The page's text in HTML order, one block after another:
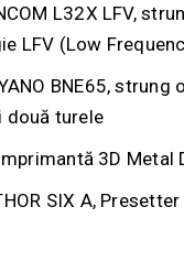
L32X LFV,
LFV (Low
BNE65, strung
două turele
3D Metal
SIX A,